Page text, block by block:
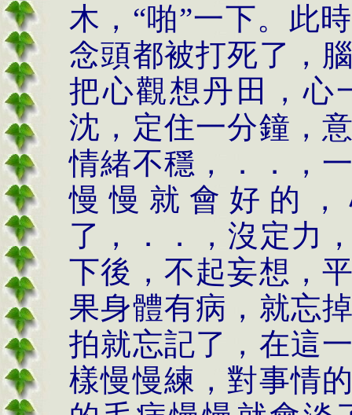
木，“啪”一下。此
念頭都被打死了，
把心觀想丹田，心
沈，定住一分鐘，
情緒不穩，．．，
慢慢就會好的
了，．．，沒定力
下後，不起妄想，
果身體有病，就忘
拍就忘記了，在這
樣慢慢練，對事情